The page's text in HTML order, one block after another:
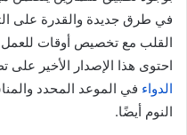
في طرق جديدة والقدرة على
القلب مع تخصيص أوقات
احتوى هذا الإصدار الأخير على
الدواء في الموعد المحدد
النوم أيضًا.